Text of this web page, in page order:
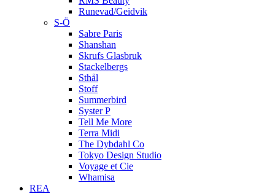
Runevad/Geidvik
S-Ö
Sabre Paris
Shanshan
Skrufs Glasbruk
Stackelbergs
Sthål
Stoff
Summerbird
Syster P
Tell Me More
Terra Midi
The Dybdahl Co
Tokyo Design Studio
Voyage et Cie
Whamisa
REA